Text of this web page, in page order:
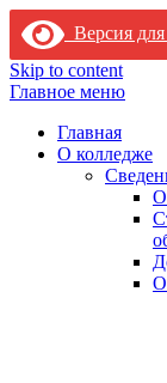
Версия
Skip to content
Главное меню
Главная
О колледже